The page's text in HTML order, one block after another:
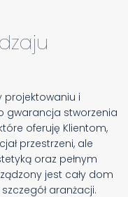
projektowaniu i
gwarancja stworzenia
oferuję Klientom,
przestrzeni, ale
oraz pełnym
jest cały dom
aranżacji.